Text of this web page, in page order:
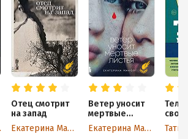
Отец смотрит
на запад
Екатерина Манойло
Ветер уносит
мертвые
листья
Екатерина Манойло